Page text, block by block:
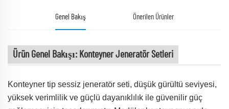
Genel Bakış Önerilen Ürünler
Ürün Genel Bakışı: Konteyner Jeneratör Setleri
Konteyner tip sessiz jeneratör seti, düşük gürültü seviyesi,
yüksek verimlilik ve güçlü dayanıklılık ile güvenilir güç